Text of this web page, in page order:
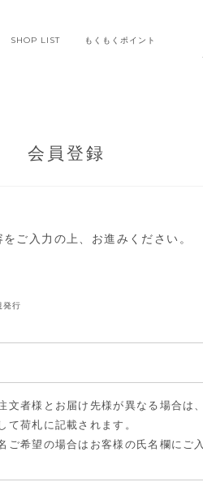
SHOP LIST もくもくポイント
会員登録
ご入力の上、お進みください。
発行
文者様とお届け先様が異なる場合は
て荷札に記載されます。
ご希望の場合はお客様の氏名欄にご